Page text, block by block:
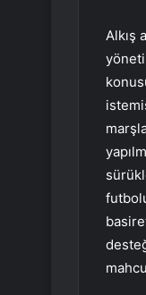
Alkış